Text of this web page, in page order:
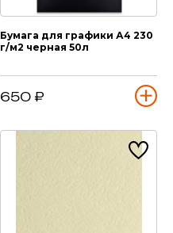
Бумага для графики А4 230
г/м2 черная 50л
650 ₽